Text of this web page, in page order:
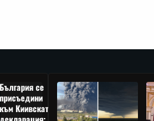
се
Киивската